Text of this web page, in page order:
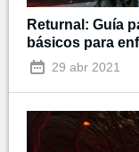
Returnal: Guía
básicos para
29 abr 2021